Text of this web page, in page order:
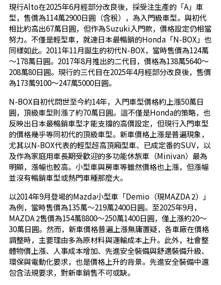
現行Alto在2025年6月經部分改良後，採受注生產的「A」車
型，售價為114萬2900日圓（含稅），為入門級車型。與初代
相比約高出67萬日圓，但作為Suzuki入門款，價格設定仍相當
努力。不僅是輕型車，就連日本最暢銷的Honda「N-BOX」也
同樣如此。2011年11月誕生的初代N-BOX，當時售價為124萬
～178萬日圓。2017年8月推出的二代目，價格為138萬5640～
208萬80日圓。現行的三代目在2025年4月經部分改良後，售價
為173萬9100～247萬5000日圓。
N-BOX自初代問世至今約14年，入門車型價格約上漲50萬日
圓，頂級車型則漲了約70萬日圓。這不僅是Honda的策略，也
反映出日本最暢銷車型才能支撐的高價設定，但現行入門車型
的價格幾乎等同初代的頂級車型。新車價格上漲是普遍現象，
尤其以N-BOX代表的輕型超高頂廂型車、已成定番的SUV，以
及作為家庭用車長期受歡迎的多功能休旅車（Minivan）最為
明顯，漲幅也較高。小型車與房車等雖然價格也上漲，但漲幅
並沒有暢銷車型或熱門車種那麼大。
以2014年9月登場的Mazda小型車「Demio（現MAZDA 2）」
為例，當時售價為135萬～219萬2400日圓。至2025年9月，
MAZDA 2售價為154萬8800～250萬1400日圓，僅上漲約20～
30萬日圓。然而，新車價格普遍上漲無庸置疑，各車廠在價格
調整時，主要理由多為原材料與運輸成本上升。此外，社會整
體物價上漲、人事成本增加、先進安全裝備與舒適裝備升級、
環保與電動化要求，也是價格上升的背景。先進安全裝備中還
包含法規要求，對新車銷售不可或缺。